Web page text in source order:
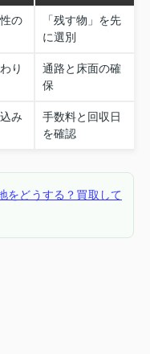
の
「残す物」を先
に選別
り
通路と床面の確
保
み
手数料と回収日
を確認
をどうする？買取して